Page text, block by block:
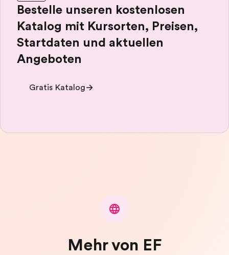
Bestelle unseren kostenlosen
Katalog mit Kursorten, Preisen,
Startdaten und aktuellen
Angeboten
Gratis Katalog
Mehr von EF